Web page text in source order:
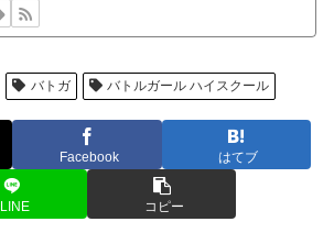
バトガ バトルガール ハイスクール
Facebook はてブ
LINE コピー